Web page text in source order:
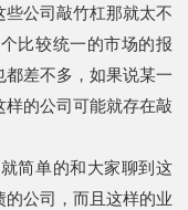
公司敲竹杠那就太不
比较统一的市场的报
差不多，如果说某一
的公司可能就存在敲
简单的和大家聊到这
公司，而且这样的业